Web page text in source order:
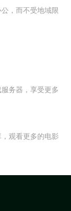
，而不受地域限
务器，享受更多
观看更多的电影